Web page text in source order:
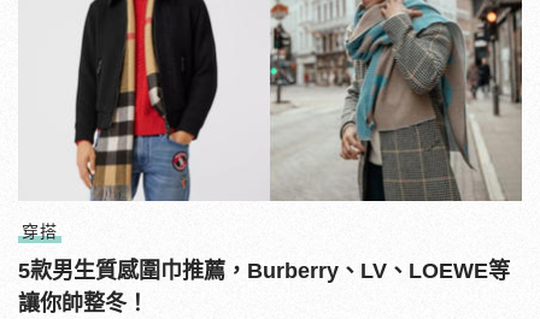
穿搭
5款男生質感圍巾推薦，Burberry、LV、LOEWE等
讓你帥整冬！